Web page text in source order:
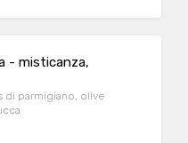
- misticanza,
di parmigiano, olive